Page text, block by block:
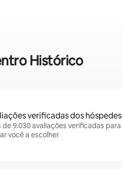
Histórico
verificadas dos hóspedes
de 9.030 avaliações verificadas para
você a escolher